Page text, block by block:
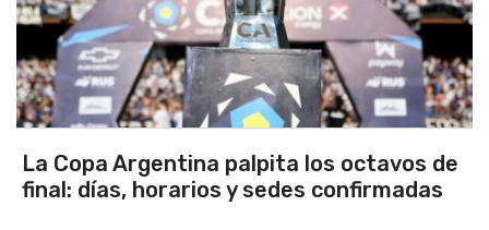
La Copa Argentina palpita los octavos de
final: días, horarios y sedes confirmadas